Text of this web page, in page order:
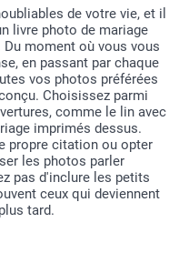
de votre vie, et il
livre photo de mariage
moment où vous vous
en passant par chaque
vos photos préférées
Choisissez parmi
comme le lin avec
imprimés dessus.
propre citation ou opter
les photos parler
pas d'inclure les petits
ceux qui deviennent
tard.